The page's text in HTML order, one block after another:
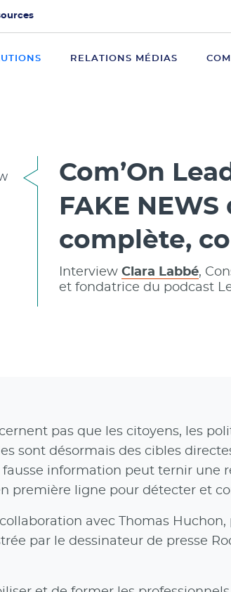
RELATIONS MÉDIAS
Com’On
FAKE
complète,
Interview Clara Labbé,
et fondatrice du podcast
pas que les citoyens, les
sont désormais des cibles
information peut ternir une
première ligne pour détecter et
avec Thomas
par le dessinateur de presse